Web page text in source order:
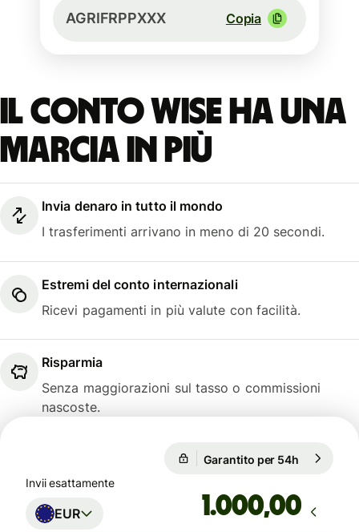
AGRIFRPPXXX Copia
Il conto Wise ha una
marcia in più
Invia denaro in tutto il mondo
I trasferimenti arrivano in meno di 20 secondi.
Estremi del conto internazionali
Ricevi pagamenti in più valute con facilità.
Risparmia
Senza maggiorazioni sul tasso o commissioni
nascoste.
Garantito per 54h
Invii esattamente
EUR ,00